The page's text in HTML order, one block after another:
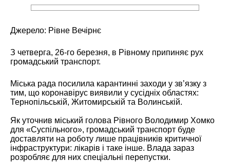
Джерело: Рівне Вечірнє
З четверга, 26-го березня, в Рівному припиняє рух
громадський транспорт.
Міська рада посилила карантинні заходи у зв’язку з
тим, що коронавірус виявили у сусідніх областях:
Тернопільській, Житомирській та Волинській.
Як уточнив міський голова Рівного Володимир Хомко
для «Суспільного», громадський транспорт буде
доставляти на роботу лише працівників критичної
інфраструктури: лікарів і таке інше. Влада зараз
розробляє для них спеціальні перепустки.